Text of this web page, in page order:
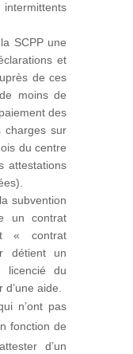
SCPP une
et
de ces
moins de
des
charges sur
du centre
attestations
subvention
un contrat
« contrat
détient un
du
aide.
n’ont pas
fonction de
d’un